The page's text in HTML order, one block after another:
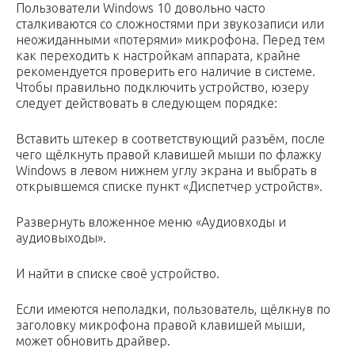
Пользователи Windows 10 довольно часто
сталкиваются со сложностями при звукозаписи или
неожиданными «потерями» микрофона. Перед тем
как переходить к настройкам аппарата, крайне
рекомендуется проверить его наличие в системе.
Чтобы правильно подключить устройство, юзеру
следует действовать в следующем порядке:
Вставить штекер в соответствующий разъём, после
чего щёлкнуть правой клавишей мыши по флажку
Windows в левом нижнем углу экрана и выбрать в
открывшемся списке пункт «Диспетчер устройств».
Развернуть вложенное меню «Аудиовходы и
аудиовыходы».
И найти в списке своё устройство.
Если имеются неполадки, пользователь, щёлкнув по
заголовку микрофона правой клавишей мыши,
может обновить драйвер.